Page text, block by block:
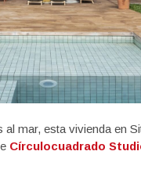
al mar, esta vivienda en
Círculocuadrado